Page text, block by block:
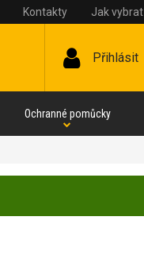
Kontakty Jak vybrat
Přihlásit
Ochranné pomůcky